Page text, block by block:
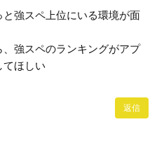
強スペ上位にいる環境が面
強スペのランキングがアプ
てほしい
返信